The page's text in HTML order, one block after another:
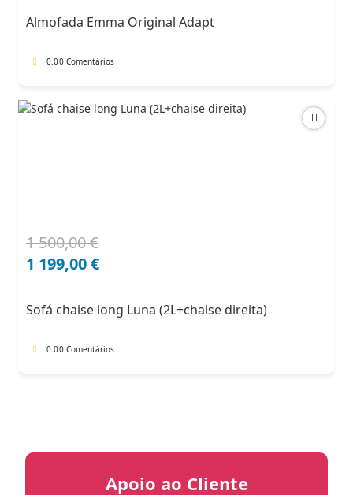
91,00 €.
68,25 €.
Almofada Emma Original Adapt
0.00 Comentários
1 500,00€
O
preço
1
1 199,00€
O
preço
1
Sofá chaise long Luna (2L+chaise direita)
0.00 Comentários
Apoio ao Cliente